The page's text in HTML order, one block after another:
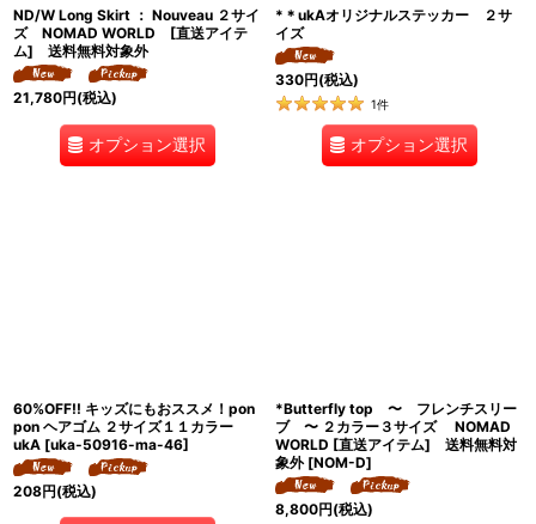
ND/W Long Skirt ： Nouveau ２サイ
ズ NOMAD WORLD [直送アイテ
ム] 送料無料対象外
21,780円(税込)
オプション選択
*＊ukAオリジナルステッカー ２サ
イズ
330円(税込)
1件
オプション選択
60%OFF!! キッズにもおススメ！pon
pon ヘアゴム ２サイズ１１カラー
ukA [uka-50916-ma-46]
208円(税込)
*Butterfly top 〜 フレンチスリー
ブ 〜 ２カラー３サイズ NOMAD
WORLD [直送アイテム] 送料無料対
象外 [NOM-D]
8,800円(税込)